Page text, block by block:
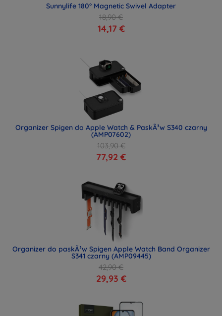
Sunnylife 180° Magnetic Swivel Adapter
18,90 €
14,17 €
Organizer Spigen do Apple Watch & PaskÃ³w S340 czarny
(AMP07602)
103,90 €
77,92 €
Organizer do paskÃ³w Spigen Apple Watch Band Organizer
S341 czarny (AMP09445)
42,90 €
29,93 €